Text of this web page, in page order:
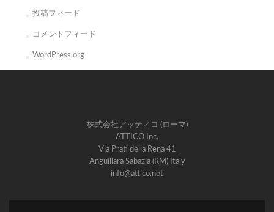
投稿フィード
コメントフィード
WordPress.org
株式会社アッティコ (ローマ)
ATTICO Inc.
Via Prati della Rena 41
Anguillara Sabazia (RM) Italy
info@attico.net